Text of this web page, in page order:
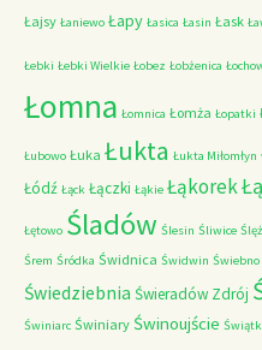
Łajsy Łaniewo Łapy Łasica Łasin Łask
Łebki Łebki Wielkie Łobez Łobżenica
Łomna Łomnica Łomża Łopatki
Łubowo Łuka Łukta Łukta Miłomłyn
Łódź Łąck Łączki Łąkie Łąkorek
Łętowo Śladów Ślesin Śliwice
Śrem Śródka Świdnica Świdwin Świebno
Świedziebnia Świeradów Zdrój
Świniarc Świniary Świnoujście